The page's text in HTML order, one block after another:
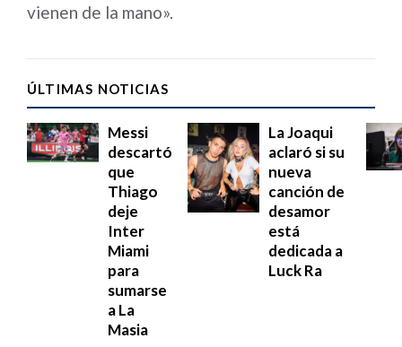
vienen de la mano».
ÚLTIMAS NOTICIAS
Messi
descartó
que
Thiago
deje
Inter
Miami
para
sumarse
a La
Masia
La Joaqui
aclaró si su
nueva
canción de
desamor
está
dedicada a
Luck Ra